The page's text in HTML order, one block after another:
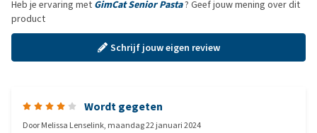
Heb je ervaring met GimCat Senior Pasta? Geef jouw mening over dit
product
Schrijf jouw eigen review
Wordt gegeten
DoorMelissa Lenselink, maandag 22 januari 2024